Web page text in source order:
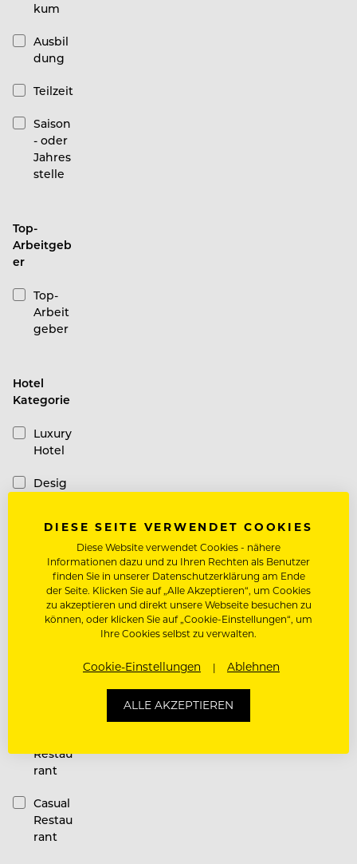
kum
Ausbil
dung
Teilzeit
Saison
- oder
Jahres
stelle
Top-
Arbeitgeb
er
Top-
Arbeit
geber
Hotel
Kategorie
Luxury
Hotel
Desig
Hotel
Schiffe
Restau
rant
Casual
Restau
rant
DIESE SEITE VERWENDET COOKIES
Diese Website verwendet Cookies - nähere
Informationen dazu und zu Ihren Rechten als Benutzer
finden Sie in unserer Datenschutzerklärung am Ende
der Seite. Klicken Sie auf „Alle Akzeptieren“, um Cookies
zu akzeptieren und direkt unsere Webseite besuchen zu
können, oder klicken Sie auf „Cookie-Einstellungen“, um
Ihre Cookies selbst zu verwalten.
Cookie-Einstellungen Ablehnen
ALLE AKZEPTIEREN